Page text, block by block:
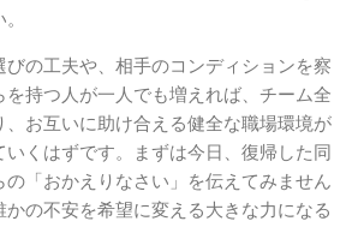
びの工夫や、相手のコンディションを察
持つ人が一人でも増えれば、チーム全
、お互いに助け合える健全な職場環境が
いくはずです。まずは今日、復帰した同
「おかえりなさい」を伝えてみません
かの不安を希望に変える大きな力になる